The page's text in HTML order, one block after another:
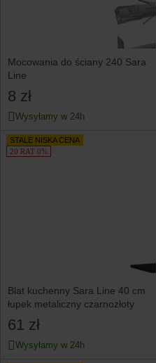
Mocowania do ściany 240 Sara
Line
8 zł
Wysyłamy w 24h
STALE NISKA CENA
20 RAT 0%
Blat kuchenny Sara Line 40 cm
łupek metaliczny czarnozłoty
61 zł
Wysyłamy w 24h